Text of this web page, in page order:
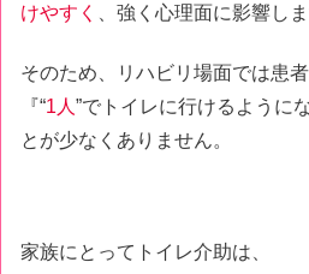
けやすく
、強く心理面に影響しま
そのため、リハビリ場面では患
『“1人 ”でトイレに行けるように
とが少なくありません。
家族にとってトイレ介助は、